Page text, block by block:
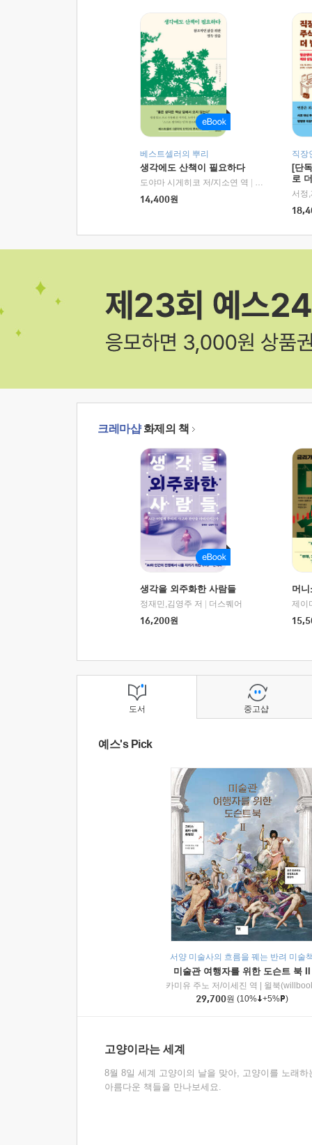
베스트셀러의 뿌리
생각에도 산책이 필요하다
도야마 시게히코 저/지소연 역
알에이치코리
14,400원
직장
[단
로
크레마샵화제의 책
생각을 외주화한 사람들
정재민,김영주 저
더스퀘어
16,200원
머
도서
예스's Pick
서양 미술사의 흐름을 꿰는 반려 미술
미술관 여행자를 위한 도슨트 북 II
카미유 주노 저/이세진 역
윌북
29,700원 (10% +5% )
고양이라는 세계
8월 8일 세계 고양이의 날을 맞아, 고양이를 노래하
아름다운 책들을 만나보세요.
중고샵